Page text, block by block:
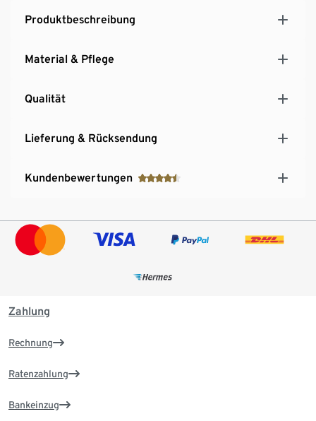
Produktbeschreibung
Material & Pflege
Qualität
Lieferung & Rücksendung
Kundenbewertungen
Zahlung
Rechnung
Ratenzahlung
Bankeinzug